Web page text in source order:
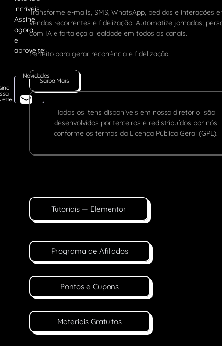
Novidades
Transforme e-mails, SMS, WhatsApp, pedidos e interações
vendas recorrentes e fidelização. Automatize jornadas,
com IA e fortaleça a lealdade em todos os canais.
Perfeito para gerar recorrência e fidelização.
Saiba Mais
Todos os itens disponíveis em nosso diretório são
desenvolvidos por terceiros e redistribuídos por nós
conforme os termos da Licença Pública Geral (GPL).
Tutoriais — Elementor
Programa de Afiliados
Pontos e Cupons
Materiais Gratuitos